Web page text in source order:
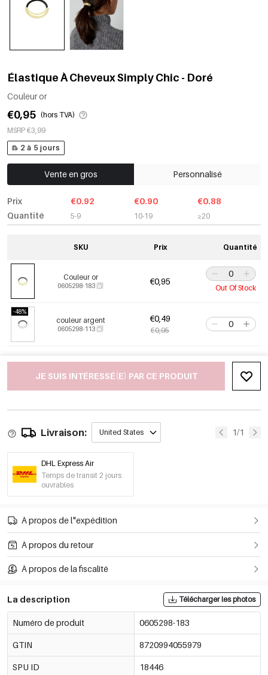
Élastique À Cheveux Simply Chic - Doré
Couleur or
€0,95 (hors TVA)
MSRP €3,99
2 à 5 jours
Vente en gros Personnalisé
Prix
Quantité
€0.92
5-9
€0.90
10-19
€0.88
≥20
SKU Prix Quantité
Couleur or
0605298-183 €0,95
Out Of Stock
-48%
couleur argent
0605298-113
€0,49
€0,95
JE SUIS INTÉRESSÉ(E) PAR CE PRODUIT
Livraison: United States 1/1
DHL Express Air
Temps de transit 2 jours
ouvrables
À propos de l"expédition
À propos du retour
À propos de la fiscalité
La description Télécharger les photos
Numéro de produit 0605298-183
GTIN 8720994055979
SPU ID 18446